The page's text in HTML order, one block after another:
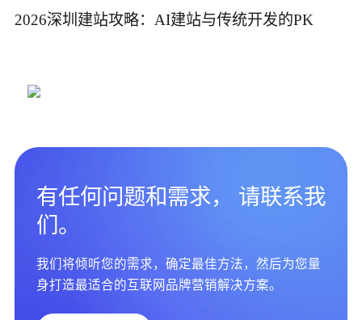
2026深圳建站攻略：AI建站与传统开发的PK
有任何问题和需求， 请联系我
们。
我们将倾听您的需求，确定最佳方法，然后为您量
身打造最适合的互联网品牌营销解决方案。